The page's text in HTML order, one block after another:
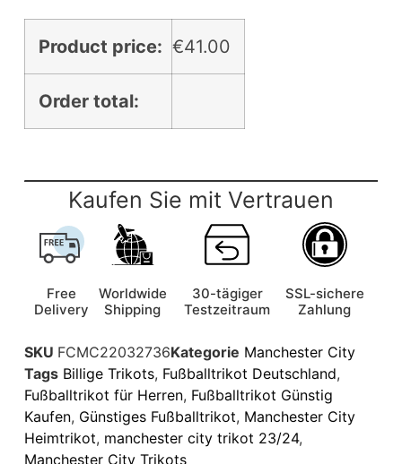
Product price: €41.00
Order total:
Kaufen Sie mit Vertrauen
Free
Delivery
Worldwide
Shipping
30-tägiger
Testzeitraum
SSL-sichere
Zahlung
SKU FCMC22032736Kategorie Manchester City
Tags Billige Trikots, Fußballtrikot Deutschland,
Fußballtrikot für Herren, Fußballtrikot Günstig
Kaufen, Günstiges Fußballtrikot, Manchester City
Heimtrikot, manchester city trikot 23/24,
Manchester City Trikots